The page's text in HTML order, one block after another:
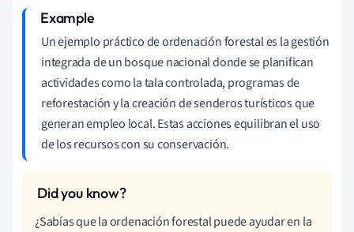
Un ejemplo práctico de ordenación forestal es la gestión
integrada de un bosque nacional donde se planifican
actividades como la tala controlada, programas de
reforestación y la creación de senderos turísticos que
generan empleo local. Estas acciones equilibran el uso
de los recursos con su conservación.
¿Sabías que la ordenación forestal puede ayudar en la